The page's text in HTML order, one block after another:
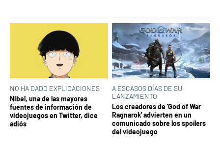
NO HA DADO EXPLICACIONES
Nibel, una de las mayores
fuentes de información de
videojuegos en Twitter, dice
adiós
A ESCASOS DÍAS DE SU
LANZAMIENTO
Los creadores de 'God of War
Ragnarok' advierten en un
comunicado sobre los spoílers
del videojuego